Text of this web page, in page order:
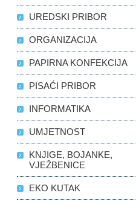
UREDSKI PRIBOR
ORGANIZACIJA
PAPIRNA KONFEKCIJA
PISAĆI PRIBOR
INFORMATIKA
UMJETNOST
KNJIGE, BOJANKE,
VJEŽBENICE
EKO KUTAK